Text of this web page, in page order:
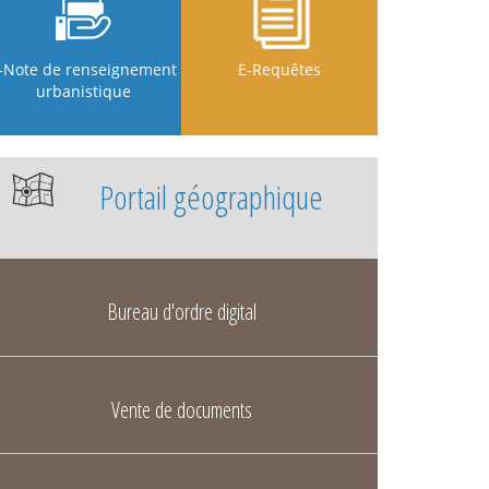
Note de renseignement
urbanistique
E-Requêtes
Portail géographique
Bureau d'ordre digital
Vente de documents